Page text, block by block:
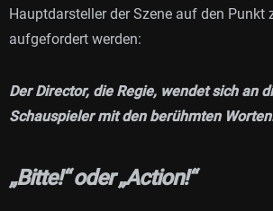
Hauptdarsteller der Szene auf den Punkt
aufgefordert werden:
Der Director, die Regie, wendet sich an
Schauspieler mit den berühmten
„Bitte!“ oder „Action!“